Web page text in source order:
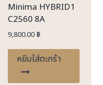
Minima HYBRID1
C2560 8A
9,800.00฿
หยิบใส่ตะกร้า